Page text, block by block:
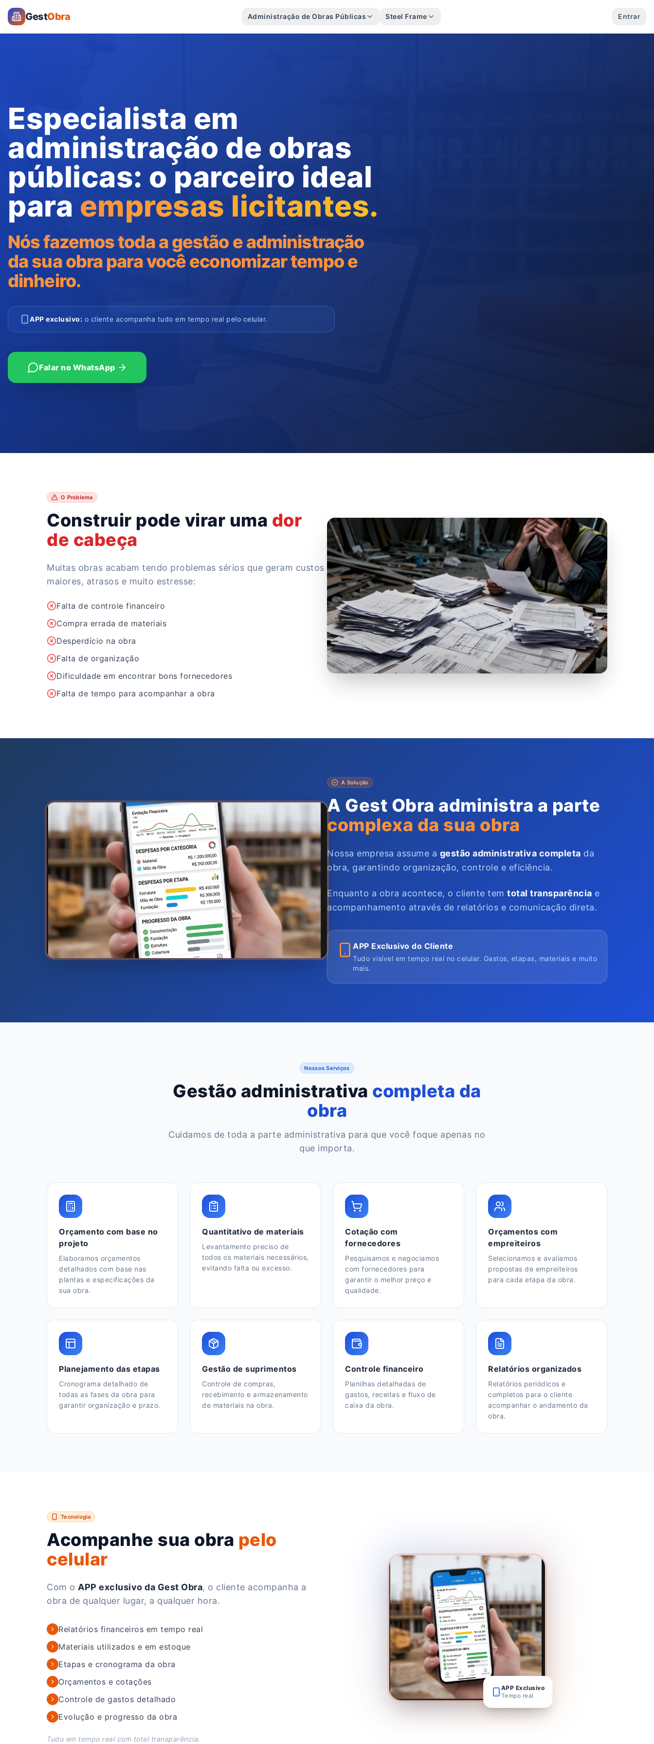
GestObra Administração de Obras Públicas Steel Frame Entrar
Especialista em
administração de obras
públicas: o parceiro ideal
para empresas licitantes.
Nós fazemos toda a gestão e administração
da sua obra para você economizar tempo e
dinheiro.
APP exclusivo: o cliente acompanha tudo em tempo real pelo celular.
Falar no WhatsApp
O Problema
Construir pode virar uma dor
de cabeça
Muitas obras acabam tendo problemas sérios que geram custos
maiores, atrasos e muito estresse:
Falta de controle financeiro
Compra errada de materiais
Desperdício na obra
Falta de organização
Dificuldade em encontrar bons fornecedores
Falta de tempo para acompanhar a obra
A Solução
A Gest Obra administra a parte
complexa da sua obra
Nossa empresa assume a gestão administrativa completa da
obra, garantindo organização, controle e eficiência.
Enquanto a obra acontece, o cliente tem total transparência e
acompanhamento através de relatórios e comunicação direta.
APP Exclusivo do Cliente
Tudo visível em tempo real no celular. Gastos, etapas, materiais e muito
mais.
Nossos Serviços
Gestão administrativa completa da
obra
Cuidamos de toda a parte administrativa para que você foque apenas no
que importa.
Orçamento com base no
projeto
Elaboramos orçamentos
detalhados com base nas
plantas e especificações da
sua obra.
Quantitativo de materiais
Levantamento preciso de
todos os materiais necessários,
evitando falta ou excesso.
Cotação com
fornecedores
Pesquisamos e negociamos
com fornecedores para
garantir o melhor preço e
qualidade.
Orçamentos com
empreiteiros
Selecionamos e avaliamos
propostas de empreiteiros
para cada etapa da obra.
Planejamento das etapas
Cronograma detalhado de
todas as fases da obra para
garantir organização e prazo.
Gestão de suprimentos
Controle de compras,
recebimento e armazenamento
de materiais na obra.
Controle financeiro
Planilhas detalhadas de
gastos, receitas e fluxo de
caixa da obra.
Relatórios organizados
Relatórios periódicos e
completos para o cliente
acompanhar o andamento da
obra.
Tecnologia
Acompanhe sua obra pelo
celular
Com o APP exclusivo da Gest Obra, o cliente acompanha a
obra de qualquer lugar, a qualquer hora.
Relatórios financeiros em tempo real
Materiais utilizados e em estoque
Etapas e cronograma da obra
Orçamentos e cotações
Controle de gastos detalhado
Evolução e progresso da obra
Tudo em tempo real com total transparência.
APP Exclusivo
Tempo real